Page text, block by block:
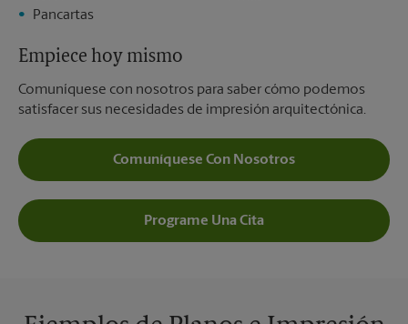
Pancartas
Empiece hoy mismo
Comuníquese con nosotros para saber cómo podemos
satisfacer sus necesidades de impresión arquitectónica.
Comuníquese Con Nosotros
Programe Una Cita